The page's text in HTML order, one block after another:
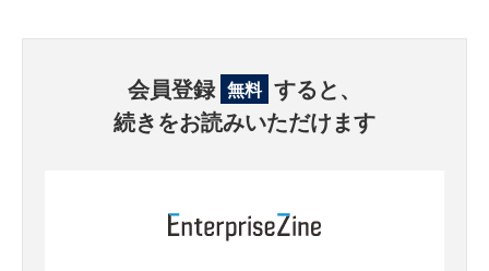
会員登録 無料 すると、
続きをお読みいただけます